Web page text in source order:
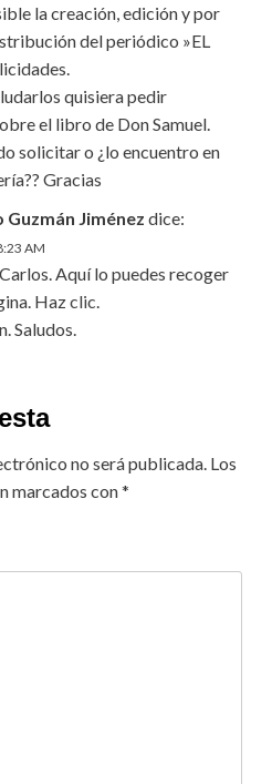
la creación, edición y por
del periódico »EL
quisiera pedir
el libro de Don Samuel.
solicitar o ¿lo encuentro en
Gracias
Guzmán Jiménez dice:
AM
Aquí lo puedes recoger
Hazclic.
Saludos.
no será publicada. Los
marcados con*